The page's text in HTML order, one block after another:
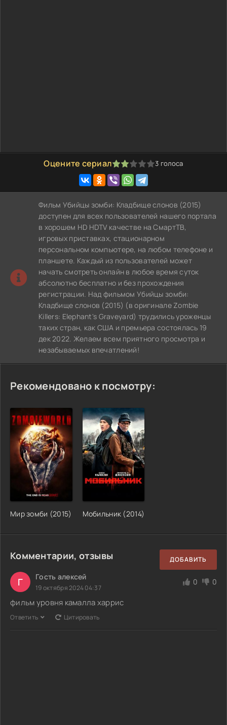
Оцените сериал
1 2 3 4 5 3 голоса
Фильм Убийцы зомби: Кладбище слонов (2015)
доступен для всех пользователей нашего портала
в хорошем HD HDTV качестве на СмартТВ,
игровых приставках, стационарном
персональном компьютере, на любом телефоне и
планшете. Каждый из пользователей может
начать смотреть онлайн в любое время суток
абсолютно бесплатно и без прохождения
регистрации. Над фильмом Убийцы зомби:
Кладбище слонов (2015) (в оригинале Zombie
Killers: Elephant's Graveyard) трудились уроженцы
таких стран, как США и премьера состоялась 19
дек 2022. Желаем всем приятного просмотра и
незабываемых впечатлений!
Рекомендовано к посмотру:
Мир зомби (2015) Мобильник (2014)
Комментарии, отзывы ДОБАВИТЬ
Г Гость алексей
19 октября 2024 04:37
0 0
фильм уровня камалла харрис
Ответить Цитировать